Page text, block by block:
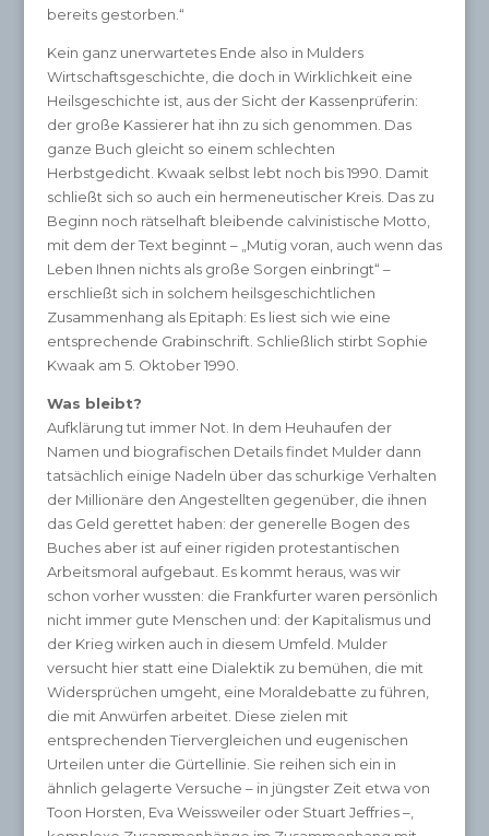
bereits gestorben.“
Kein ganz unerwartetes Ende also in Mulders
Wirtschaftsgeschichte, die doch in Wirklichkeit eine
Heilsgeschichte ist, aus der Sicht der Kassenprüferin:
der große Kassierer hat ihn zu sich genommen. Das
ganze Buch gleicht so einem schlechten
Herbstgedicht. Kwaak selbst lebt noch bis 1990. Damit
schließt sich so auch ein hermeneutischer Kreis. Das zu
Beginn noch rätselhaft bleibende calvinistische Motto,
mit dem der Text beginnt – „Mutig voran, auch wenn das
Leben Ihnen nichts als große Sorgen einbringt“ –
erschließt sich in solchem heilsgeschichtlichen
Zusammenhang als Epitaph: Es liest sich wie eine
entsprechende Grabinschrift. Schließlich stirbt Sophie
Kwaak am 5. Oktober 1990.
Was bleibt?
Aufklärung tut immer Not. In dem Heuhaufen der
Namen und biografischen Details findet Mulder dann
tatsächlich einige Nadeln über das schurkige Verhalten
der Millionäre den Angestellten gegenüber, die ihnen
das Geld gerettet haben: der generelle Bogen des
Buches aber ist auf einer rigiden protestantischen
Arbeitsmoral aufgebaut. Es kommt heraus, was wir
schon vorher wussten: die Frankfurter waren persönlich
nicht immer gute Menschen und: der Kapitalismus und
der Krieg wirken auch in diesem Umfeld. Mulder
versucht hier statt eine Dialektik zu bemühen, die mit
Widersprüchen umgeht, eine Moraldebatte zu führen,
die mit Anwürfen arbeitet. Diese zielen mit
entsprechenden Tiervergleichen und eugenischen
Urteilen unter die Gürtellinie. Sie reihen sich ein in
ähnlich gelagerte Versuche – in jüngster Zeit etwa von
Toon Horsten, Eva Weissweiler oder Stuart Jeffries –,